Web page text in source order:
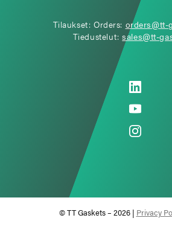
Tilaukset: Orders: orders@tt-
Tiedustelut:sales@tt-
© TT Gaskets – 2026 | Privacy